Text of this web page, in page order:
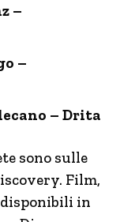
–
–
– Drita
sono sulle
Film,
disponibili in